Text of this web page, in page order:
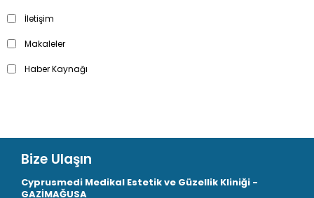
İletişim
Makaleler
Haber Kaynağı
Bize Ulaşın
Cyprusmedi Medikal Estetik ve Güzellik Kliniği -
GAZİMAĞUSA